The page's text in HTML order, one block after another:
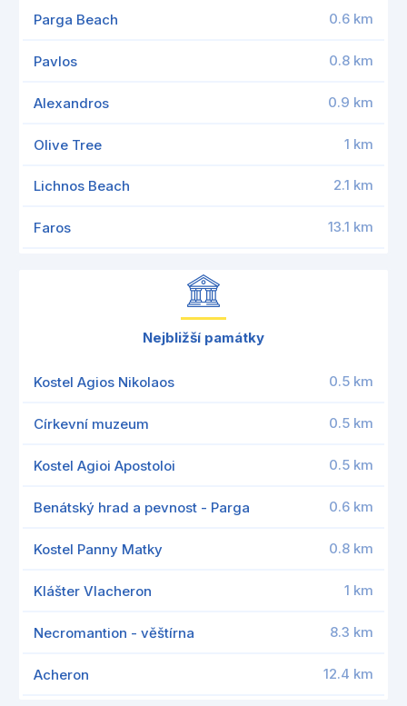
Parga Beach 0.6 km
Pavlos 0.8 km
Alexandros 0.9 km
Olive Tree 1 km
Lichnos Beach 2.1 km
Faros 13.1 km
Nejbližší památky
Kostel Agios Nikolaos 0.5 km
Církevní muzeum 0.5 km
Kostel Agioi Apostoloi 0.5 km
Benátský hrad a pevnost - Parga 0.6 km
Kostel Panny Matky 0.8 km
Klášter Vlacheron 1 km
Necromantion - věštírna 8.3 km
Acheron 12.4 km